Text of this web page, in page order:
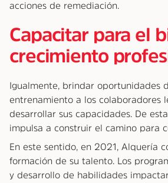
acciones de remediación.
Capacitar para el
crecimiento
Igualmente, brindar oportunidades
entrenamiento a los colaboradores
desarrollar sus capacidades. De
impulsa a construir el camino para
En este sentido, en 2021, Alquería
formación de su talento. Los
y desarrollo de habilidades